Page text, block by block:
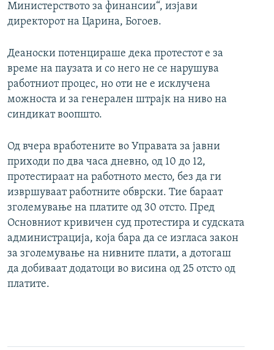
Министерството за финансии“, изјави
директорот на Царина, Богоев.
Деаноски потенцираше дека протестот е за
време на паузата и со него не се нарушува
работниот процес, но оти не е исклучена
можноста и за генерален штрајк на ниво на
синдикат воопшто.
Од вчера вработените во Управата за јавни
приходи по два часа дневно, од 10 до 12,
протестираат на работното место, без да ги
извршуваат работните обврски. Тие бараат
зголемување на платите од 30 отсто. Пред
Основниот кривичен суд протестира и судската
администрација, која бара да се изгласа закон
за зголемување на нивните плати, а дотогаш
да добиваат додатоци во висина од 25 отсто од
платите.